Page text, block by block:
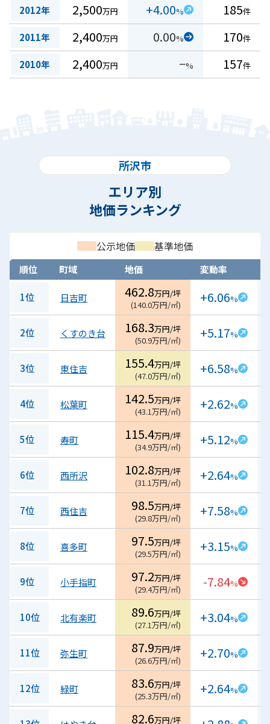
2012年 2,500万円 +4.00% 185件
2011年 2,400万円 0.00% 170件
2010年 2,400万円 −% 157件
所沢市
エリア別
地価ランキング
公示地価 基準地価
順位 町域 地価 変動率
1位 日吉町 462.8万円/坪
(140.0万円/㎡) +6.06%
2位 くすのき台 168.3万円/坪
(50.9万円/㎡) +5.17%
3位 東住吉 155.4万円/坪
(47.0万円/㎡) +6.58%
4位 松葉町 142.5万円/坪
(43.1万円/㎡) +2.62%
5位 寿町 115.4万円/坪
(34.9万円/㎡) +5.12%
6位 西所沢 102.8万円/坪
(31.1万円/㎡) +2.64%
7位 西住吉 98.5万円/坪
(29.8万円/㎡) +7.58%
8位 喜多町 97.5万円/坪
(29.5万円/㎡) +3.15%
9位 小手指町 97.2万円/坪
(29.4万円/㎡) -7.84%
10位 北有楽町 89.6万円/坪
(27.1万円/㎡) +3.04%
11位 弥生町 87.9万円/坪
(26.6万円/㎡) +2.70%
12位 緑町 83.6万円/坪
(25.3万円/㎡) +2.64%
82.6万円/坪